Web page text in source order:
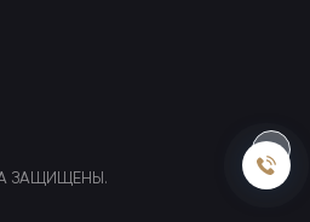
ЗАЩИЩЕНЫ.